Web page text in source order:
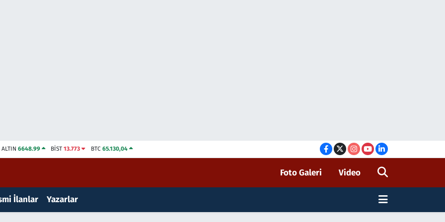
ALTIN 6648.99 BİST13.773 BTC 65.130,04
Foto Galeri Video
İlanlar Yazarlar